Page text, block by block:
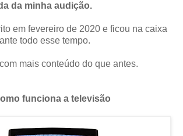
da minha audição.
em fevereiro de 2020 e ficou na caixa
todo esse tempo.
mais conteúdo do que antes.
funciona a televisão